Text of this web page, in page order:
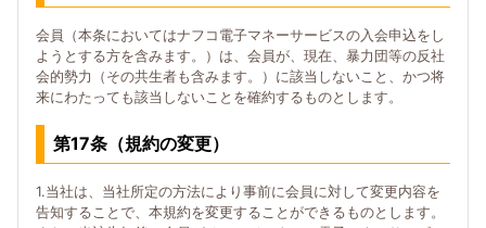
会員（本条においてはナフコ電子マネーサービスの入会申込をし
ようとする方を含みます。）は、会員が、現在、暴力団等の反社
会的勢力（その共生者も含みます。）に該当しないこと、かつ将
来にわたっても該当しないことを確約するものとします。
第17条（規約の変更）
1.当社は、当社所定の方法により事前に会員に対して変更内容を
告知することで、本規約を変更することができるものとします。